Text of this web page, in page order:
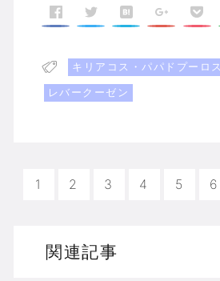
キリアコス・パパドプーロス
レバークーゼン
1 2 3 4 5 6
関連記事